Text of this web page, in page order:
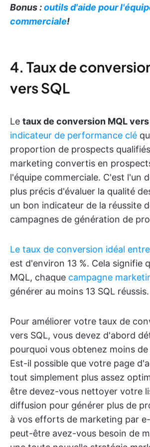
Bonus :outils d'aide pour
commerciale!
4. Taux de
vers SQL
Le taux de conversion MQL vers
indicateur de performance clé
proportion de prospects
marketing convertis en
l'équipe commerciale. C'est l'un
plus précis d'évaluer la qualité
un bon indicateur de la réussite
campagnes de génération de
Le taux de conversion idéal
est d'environ 13 %. Cela signifie
MQL, chaque campagne
générer au moins 13 SQL réussis.
Pour améliorer votre taux de
vers SQL, vous devez d'abord
pourquoi vous obtenez moins
Est-il possible que votre page
tout simplement plus assez
être devez-vous nettoyer votre
diffusion pour générer plus de
à vos efforts de marketing par
peut-être avez-vous besoin de